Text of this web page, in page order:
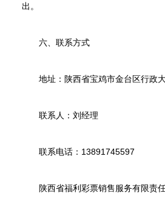
出。
六、联系方式
地址：陕西省宝鸡市金台区行政大
联系人：刘经理
联系电话：13891745597
陕西省福利彩票销售服务有限责任